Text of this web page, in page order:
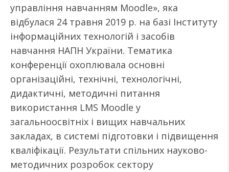
управління навчанням Moodle», яка
відбулася 24 травня 2019 р. на базі Інституту
інформаційних технологій і засобів
навчання НАПН України. Тематика
конференції охоплювала основні
організаційні, технічні, технологічні,
дидактичні, методичні питання
використання LMS Moodle у
загальноосвітніх і вищих навчальних
закладах, в системі підготовки і підвищення
кваліфікації. Результати спільних науково-
методичних розробок сектору